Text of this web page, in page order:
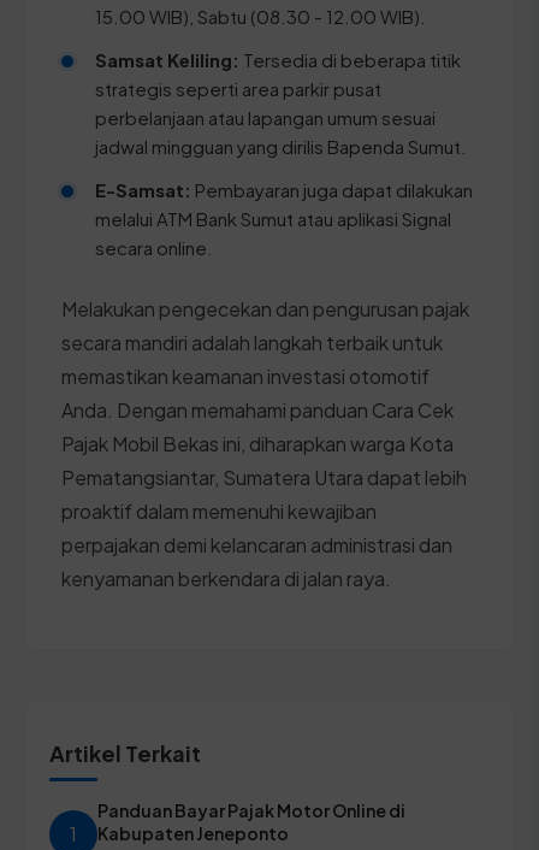
15.00 WIB), Sabtu (08.30 - 12.00 WIB).
Samsat Keliling: Tersedia di beberapa titik
strategis seperti area parkir pusat
perbelanjaan atau lapangan umum sesuai
jadwal mingguan yang dirilis Bapenda Sumut.
E-Samsat: Pembayaran juga dapat dilakukan
melalui ATM Bank Sumut atau aplikasi Signal
secara online.
Melakukan pengecekan dan pengurusan pajak
secara mandiri adalah langkah terbaik untuk
memastikan keamanan investasi otomotif
Anda. Dengan memahami panduan Cara Cek
Pajak Mobil Bekas ini, diharapkan warga Kota
Pematangsiantar, Sumatera Utara dapat lebih
proaktif dalam memenuhi kewajiban
perpajakan demi kelancaran administrasi dan
kenyamanan berkendara di jalan raya.
Artikel Terkait
1
Panduan Bayar Pajak Motor Online di
Kabupaten Jeneponto